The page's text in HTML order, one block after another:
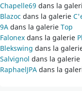
Chapelle69 dans la
Blazoc dans la galerie
9A dans la galerie Top
Falonex dans la galerie
Blekswing dans la
Salvignol dans la galerie
RaphaelJPA dans la